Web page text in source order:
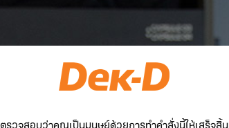
ตรวจสอบว่าคุณเป็นมนุษย์ด้วยการทำคำสั่งนี้ให้เสร็จสิ้น